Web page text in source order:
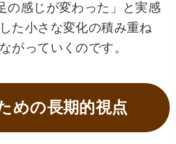
の感じが変わった」と実感
た小さな変化の積み重ね
がっていくのです。
めの長期的視点